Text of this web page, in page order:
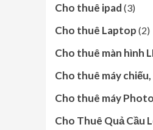
Cho thuê ipad (3)
Cho thuê Laptop (2)
Cho thuê màn hình
Cho thuê máy chiếu,
Cho thuê máy
Cho Thuê Quả Cầu